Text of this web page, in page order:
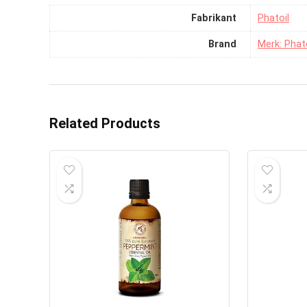
Fabrikant ‎Phatoil
Brand Merk:
Related Products